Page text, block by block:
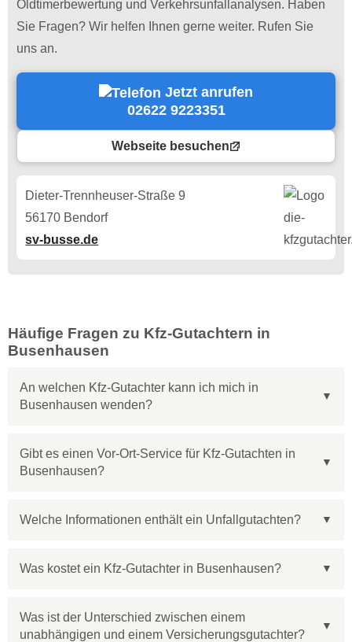
Oldtimerbewertung und Verkehrsunfallanalysen. Haben
Sie Fragen? Wir helfen Ihnen gerne weiter. Rufen Sie
uns an.
Jetzt anrufen
02622 9223351
Webseite besuchen
Dieter-Trennheuser-Straße 9
56170 Bendorf
sv-busse.de
Häufige Fragen zu Kfz-Gutachtern in
Busenhausen
An welchen Kfz-Gutachter kann ich mich in
Busenhausen wenden?
Gibt es einen Vor-Ort-Service für Kfz-Gutachten in
Busenhausen?
Welche Informationen enthält ein Unfallgutachten?
Was kostet ein Kfz-Gutachter in Busenhausen?
Was ist der Unterschied zwischen einem
unabhängigen und einem Versicherungsgutachter?